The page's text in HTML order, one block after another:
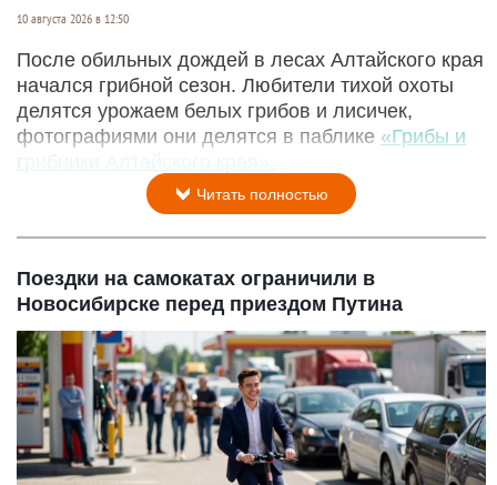
10 августа 2026 в 12:50
После обильных дождей в лесах Алтайского края
начался грибной сезон. Любители тихой охоты
делятся урожаем белых грибов и лисичек,
фотографиями они делятся в паблике «Грибы и
грибники Алтайского края».
Читать полностью
Поездки на самокатах ограничили в
Новосибирске перед приездом Путина